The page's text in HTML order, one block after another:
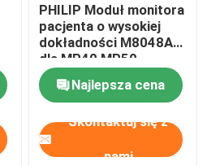
PHILIP Moduł monitora
pacjenta o wysokiej
dokładności M8048A
dla MP40 MP50
Najlepsza cena
Skontaktuj się z
nami